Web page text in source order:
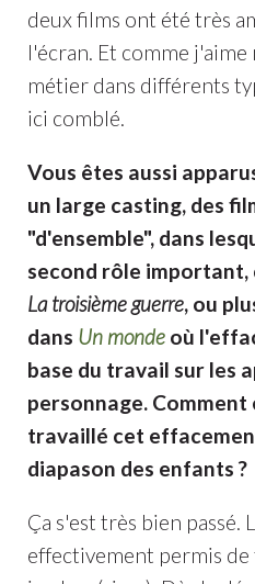
deux films ont été très
l'écran. Et comme j'aime
métier dans différents
ici comblé.
Vous êtes aussi
un large casting, des
"d'ensemble", dans
second rôle important,
La troisième guerre, ou
dans Un mondeoù
base du travail sur les
personnage. Comment
travaillé cet
diapason des enfants ?
Ça s'est très bien passé.
effectivement permis